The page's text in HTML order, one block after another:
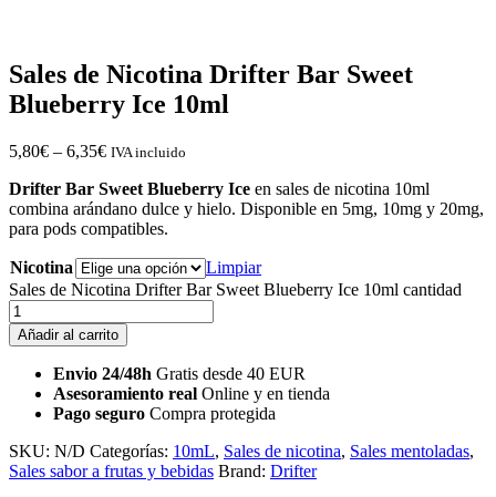
Sales de Nicotina Drifter Bar Sweet
Blueberry Ice 10ml
5,80€ – 6,35€ IVA incluido
Drifter Bar Sweet Blueberry Ice en sales de nicotina 10ml
combina arándano dulce y hielo. Disponible en 5mg, 10mg y 20mg,
para pods compatibles.
Nicotina
Limpiar
Sales de Nicotina Drifter Bar Sweet Blueberry Ice 10ml cantidad
Añadir al carrito
Envio 24/48h Gratis desde 40 EUR
Asesoramiento real Online y en tienda
Pago seguro Compra protegida
SKU: N/D Categorías: 10mL, Sales de nicotina, Sales mentoladas,
Sales sabor a frutas y bebidas Brand: Drifter